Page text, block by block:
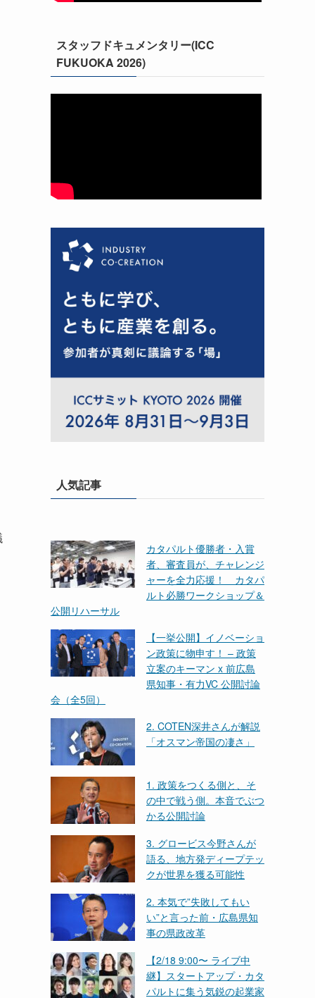
スタッフドキュメンタリー(ICC
FUKUOKA 2026)
人気記事
カタパルト優勝者・入賞
者、審査員が、チャレンジ
ャーを全力応援！ カタパ
ルト必勝ワークショップ＆
公開リハーサル
【一挙公開】イノベーショ
ン政策に物申す！ – 政策
立案のキーマン x 前広島
県知事・有力VC 公開討論
会（全5回）
2. COTEN深井さんが解説
「オスマン帝国の凄さ」
1. 政策をつくる側と、そ
の中で戦う側。本音でぶつ
かる公開討論
3. グロービス今野さんが
語る、地方発ディープテッ
クが世界を獲る可能性
2. 本気で”失敗してもい
い”と言った前・広島県知
事の県政改革
【2/18 9:00〜 ライブ中
継】スタートアップ・カタ
パルトに集う気鋭の起業家